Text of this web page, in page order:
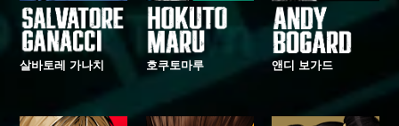
살바토레 가나치 호쿠토마루 앤디 보가드